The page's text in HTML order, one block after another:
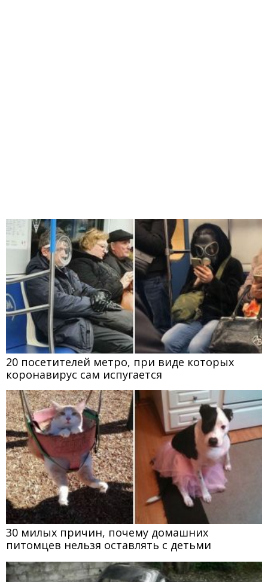
20 посетителей метро, при виде которых
коронавирус сам испугается
30 милых причин, почему домашних
питомцев нельзя оставлять с детьми